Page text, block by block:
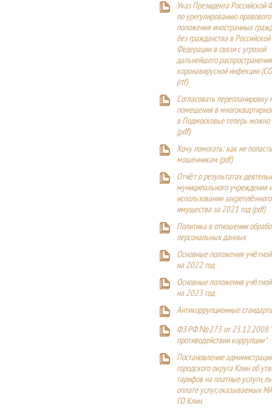
Указ Президента Российской
по урегулированию правового
положения иностранных
без гражданства в Российской
Федерации в связи с угрозой
дальнейшего
коронавирусной инфекции
(rtf)
Согласовать перепланировку
помещения в
в Подмосковье теперь можно
(pdf)
Хочу помогать: как не
мошенникам (pdf)
Отчёт о результатах
муниципального учреждения
использовании
имущества за 2021 год (pdf)
Политика в отношении
персональных данных
Основные положения
на 2022 год
Основные положения
на 2023 год
Антикоррупционные
ФЗ РФ №273 от 25.12.2008
противодействии коррупции"
Постановление
городского округа Клин об
тарифов на платные услуги,
оплате услуг, оказываемых
ГО Клин